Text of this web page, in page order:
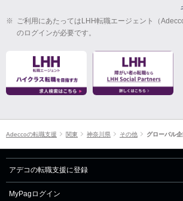
※ ご利用にあたってはLHH転職エージェント（
のログインが必要です。
Adeccoの転職支援 関東 神奈川県 その他 グローバル
アデコの転職支援に登録
MyPagログイン